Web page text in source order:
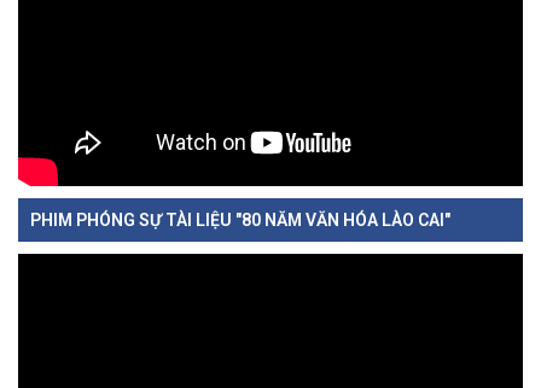
PHIM PHÓNG SỰ TÀI LIỆU "80 NĂM VĂN HÓA LÀO CAI"